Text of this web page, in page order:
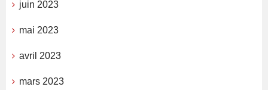
juin 2023
mai 2023
avril 2023
mars 2023